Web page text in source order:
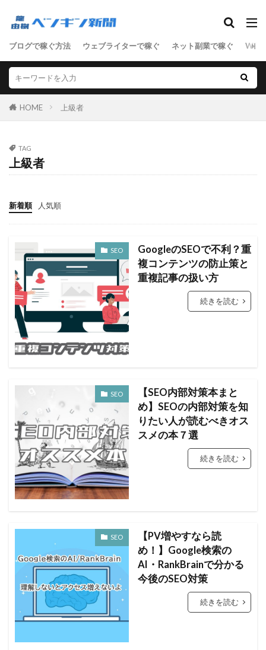
ブログで稼ぐ方法 ウェブライターで稼ぐ ネット副業で稼ぐ WEB
HOME 上級者
TAG
上級者
新着順 人気順
SEO
GoogleのSEOで不利？重
複コンテンツの防止策と
重複記事の扱い方
続きを読む
SEO
【SEO内部対策本まと
め】SEOの内部対策を知
りたい人が読むべきオス
スメの本７選
続きを読む
SEO
【PV増やすなら読
め！】Google検索の
AI・RankBrainで分かる
今後のSEO対策
続きを読む
SEO
ASP D2C SEO
SNSマーケティング
アクセス数
サーバ
セールスライティング
せどり
リアルな人材
ワードプレス中級者
上級者
中級者
女性向けアフィリエイト
検索